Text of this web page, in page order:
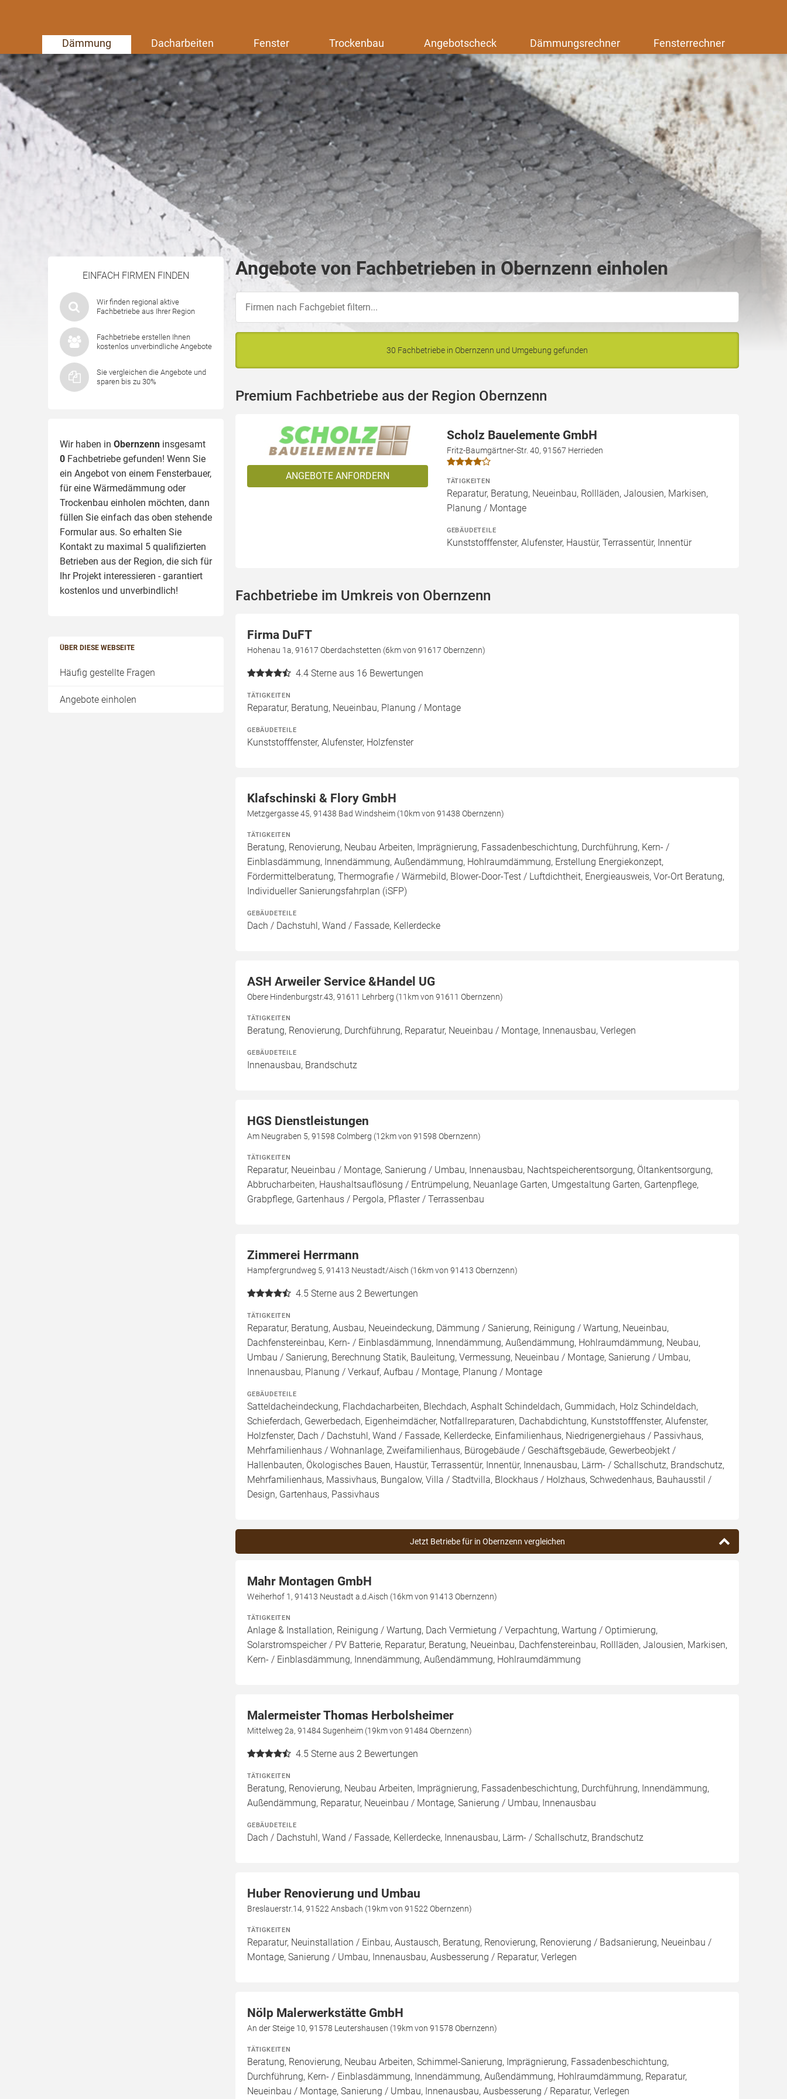
Dämmung Dacharbeiten Fenster Trockenbau Angebotscheck Dämmungsrechner Fensterrechner
EINFACH FIRMEN FINDEN
Wir finden regional aktive
Fachbetriebe aus Ihrer Region
Fachbetriebe erstellen Ihnen
kostenlos unverbindliche Angebote
Sie vergleichen die Angebote und
sparen bis zu 30%
Wir haben in Obernzenn insgesamt
0 Fachbetriebe gefunden! Wenn Sie
ein Angebot von einem Fensterbauer,
für eine Wärmedämmung oder
Trockenbau einholen möchten, dann
füllen Sie einfach das oben stehende
Formular aus. So erhalten Sie
Kontakt zu maximal 5 qualifizierten
Betrieben aus der Region, die sich für
Ihr Projekt interessieren - garantiert
kostenlos und unverbindlich!
ÜBER DIESE WEBSEITE
Häufig gestellte Fragen
Angebote einholen
Angebote von Fachbetrieben in Obernzenn einholen
30 Fachbetriebe in Obernzenn und Umgebung gefunden
Premium Fachbetriebe aus der Region Obernzenn
ANGEBOTE ANFORDERN
Scholz Bauelemente GmbH
Fritz-Baumgärtner-Str. 40, 91567 Herrieden
TÄTIGKEITEN
Reparatur, Beratung, Neueinbau, Rollläden, Jalousien, Markisen,
Planung / Montage
GEBÄUDETEILE
Kunststofffenster, Alufenster, Haustür, Terrassentür, Innentür
Fachbetriebe im Umkreis von Obernzenn
Firma DuFT
Hohenau 1a, 91617 Oberdachstetten (6km von 91617 Obernzenn)
4.4 Sterne aus 16 Bewertungen
TÄTIGKEITEN
Reparatur, Beratung, Neueinbau, Planung / Montage
GEBÄUDETEILE
Kunststofffenster, Alufenster, Holzfenster
Klafschinski & Flory GmbH
Metzgergasse 45, 91438 Bad Windsheim (10km von 91438 Obernzenn)
TÄTIGKEITEN
Beratung, Renovierung, Neubau Arbeiten, Imprägnierung, Fassadenbeschichtung, Durchführung, Kern- /
Einblasdämmung, Innendämmung, Außendämmung, Hohlraumdämmung, Erstellung Energiekonzept,
Fördermittelberatung, Thermografie / Wärmebild, Blower-Door-Test / Luftdichtheit, Energieausweis, Vor-Ort Beratung,
Individueller Sanierungsfahrplan (iSFP)
GEBÄUDETEILE
Dach / Dachstuhl, Wand / Fassade, Kellerdecke
ASH Arweiler Service &Handel UG
Obere Hindenburgstr.43, 91611 Lehrberg (11km von 91611 Obernzenn)
TÄTIGKEITEN
Beratung, Renovierung, Durchführung, Reparatur, Neueinbau / Montage, Innenausbau, Verlegen
GEBÄUDETEILE
Innenausbau, Brandschutz
HGS Dienstleistungen
Am Neugraben 5, 91598 Colmberg (12km von 91598 Obernzenn)
TÄTIGKEITEN
Reparatur, Neueinbau / Montage, Sanierung / Umbau, Innenausbau, Nachtspeicherentsorgung, Öltankentsorgung,
Abbrucharbeiten, Haushaltsauflösung / Entrümpelung, Neuanlage Garten, Umgestaltung Garten, Gartenpflege,
Grabpflege, Gartenhaus / Pergola, Pflaster / Terrassenbau
Zimmerei Herrmann
Hampfergrundweg 5, 91413 Neustadt/Aisch (16km von 91413 Obernzenn)
4.5 Sterne aus 2 Bewertungen
TÄTIGKEITEN
Reparatur, Beratung, Ausbau, Neueindeckung, Dämmung / Sanierung, Reinigung / Wartung, Neueinbau,
Dachfenstereinbau, Kern- / Einblasdämmung, Innendämmung, Außendämmung, Hohlraumdämmung, Neubau,
Umbau / Sanierung, Berechnung Statik, Bauleitung, Vermessung, Neueinbau / Montage, Sanierung / Umbau,
Innenausbau, Planung / Verkauf, Aufbau / Montage, Planung / Montage
GEBÄUDETEILE
Satteldacheindeckung, Flachdacharbeiten, Blechdach, Asphalt Schindeldach, Gummidach, Holz Schindeldach,
Schieferdach, Gewerbedach, Eigenheimdächer, Notfallreparaturen, Dachabdichtung, Kunststofffenster, Alufenster,
Holzfenster, Dach / Dachstuhl, Wand / Fassade, Kellerdecke, Einfamilienhaus, Niedrigenergiehaus / Passivhaus,
Mehrfamilienhaus / Wohnanlage, Zweifamilienhaus, Bürogebäude / Geschäftsgebäude, Gewerbeobjekt /
Hallenbauten, Ökologisches Bauen, Haustür, Terrassentür, Innentür, Innenausbau, Lärm- / Schallschutz, Brandschutz,
Mehrfamilienhaus, Massivhaus, Bungalow, Villa / Stadtvilla, Blockhaus / Holzhaus, Schwedenhaus, Bauhausstil /
Design, Gartenhaus, Passivhaus
Jetzt Betriebe für in Obernzenn vergleichen
Mahr Montagen GmbH
Weiherhof 1, 91413 Neustadt a.d.Aisch (16km von 91413 Obernzenn)
TÄTIGKEITEN
Anlage & Installation, Reinigung / Wartung, Dach Vermietung / Verpachtung, Wartung / Optimierung,
Solarstromspeicher / PV Batterie, Reparatur, Beratung, Neueinbau, Dachfenstereinbau, Rollläden, Jalousien, Markisen,
Kern- / Einblasdämmung, Innendämmung, Außendämmung, Hohlraumdämmung
Malermeister Thomas Herbolsheimer
Mittelweg 2a, 91484 Sugenheim (19km von 91484 Obernzenn)
4.5 Sterne aus 2 Bewertungen
TÄTIGKEITEN
Beratung, Renovierung, Neubau Arbeiten, Imprägnierung, Fassadenbeschichtung, Durchführung, Innendämmung,
Außendämmung, Reparatur, Neueinbau / Montage, Sanierung / Umbau, Innenausbau
GEBÄUDETEILE
Dach / Dachstuhl, Wand / Fassade, Kellerdecke, Innenausbau, Lärm- / Schallschutz, Brandschutz
Huber Renovierung und Umbau
Breslauerstr.14, 91522 Ansbach (19km von 91522 Obernzenn)
TÄTIGKEITEN
Reparatur, Neuinstallation / Einbau, Austausch, Beratung, Renovierung, Renovierung / Badsanierung, Neueinbau /
Montage, Sanierung / Umbau, Innenausbau, Ausbesserung / Reparatur, Verlegen
Nölp Malerwerkstätte GmbH
An der Steige 10, 91578 Leutershausen (19km von 91578 Obernzenn)
TÄTIGKEITEN
Beratung, Renovierung, Neubau Arbeiten, Schimmel-Sanierung, Imprägnierung, Fassadenbeschichtung,
Durchführung, Kern- / Einblasdämmung, Innendämmung, Außendämmung, Hohlraumdämmung, Reparatur,
Neueinbau / Montage, Sanierung / Umbau, Innenausbau, Ausbesserung / Reparatur, Verlegen